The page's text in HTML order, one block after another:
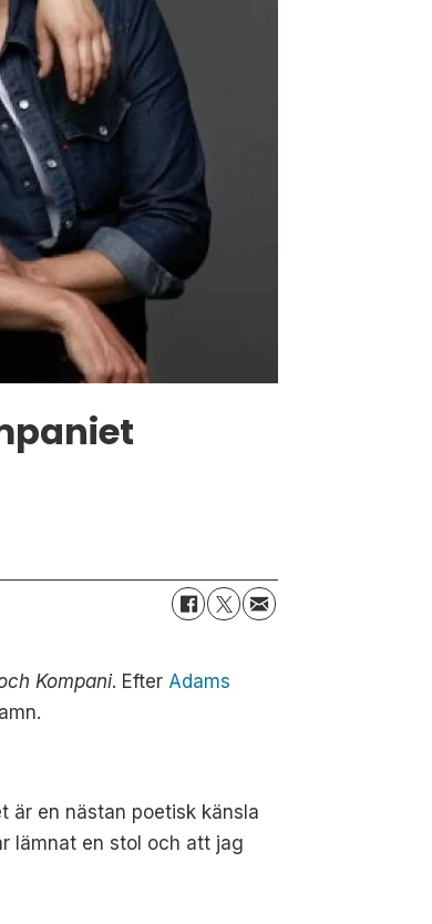
Kompani. Efter Adams
är en nästan poetisk känsla
lämnat en stol och att jag